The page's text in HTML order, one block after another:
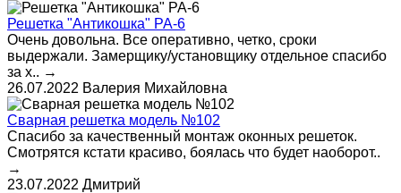
Решетка "Антикошка" РА-6
Очень довольна. Все оперативно, четко, сроки
выдержали. Замерщику/установщику отдельное спасибо
за х.. →
26.07.2022 Валерия Михайловна
Сварная решетка модель №102
Спасибо за качественный монтаж оконных решеток.
Смотрятся кстати красиво, боялась что будет наоборот..
→
23.07.2022 Дмитрий